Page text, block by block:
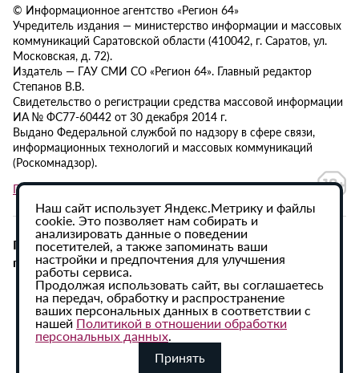
© Информационное агентство «Регион 64»
Учредитель издания — министерство информации и массовых
коммуникаций Саратовской области (410042, г. Саратов, ул.
Московская, д. 72).
Издатель — ГАУ СМИ СО «Регион 64». Главный редактор
Степанов В.В.
Свидетельство о регистрации средства массовой информации
ИА № ФС77-60442 от 30 декабря 2014 г.
Выдано Федеральной службой по надзору в сфере связи,
информационных технологий и массовых коммуникаций
(Роскомнадзор).
Политика в отношении обработки персональных данных
При использовании материалов сайта активная
гиперссылка на ИА «Регион 64» обязательна.
Наш сайт использует Яндекс.Метрику и файлы
cookie. Это позволяет нам собирать и
анализировать данные о поведении
посетителей, а также запоминать ваши
настройки и предпочтения для улучшения
работы сервиса.
Продолжая использовать сайт, вы соглашаетесь
на передач, обработку и распространение
ваших персональных данных в соответствии с
нашей Политикой в отношении обработки
персональных данных.
Принять